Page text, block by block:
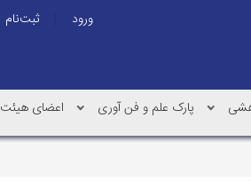
ورود |
ثبت‌نام
پارک علم و فن آوری اعضای